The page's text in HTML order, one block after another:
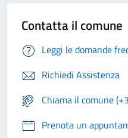
Contatta il comune
Leggi le domande
Richiedi Assistenza
Chiama il comune
Prenota un